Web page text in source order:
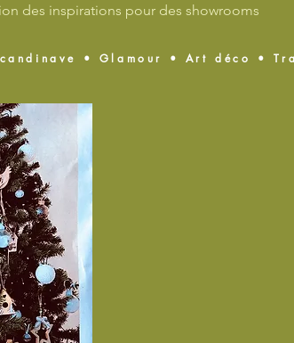
• Glamour • Art déco •
des inspirations pour des showrooms